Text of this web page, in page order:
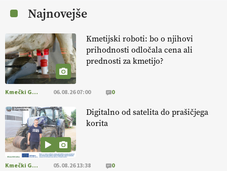
varnost,
okolje in kakovost življenja. VEČ
https://t.co/K0USFPJ5fJ @EUAgri #IMCAP #CAP
https://t.co/vcHhoOixHy
14.07.2026
[EKOloško = LOGIČNO ]
Danes ni pomembna le količina hrane,
ampak tudi način njene pridelave
@EUAgri #imcap #cap #blog https://t.co/2sllAmcKwG
[EKOloško = LOGIČNO
prilagojene sorte
so temelj uspešne ekološke pridelave.
https://t.co/OQSsax7l8V @EUAgri #IMCAP #CAP
https://t.co/PAL0zlhVia
Najnovejše
Kmetijski roboti: bo o njihovi
prihodnosti odločala cena ali
prednosti za kmetijo?
Kmečki Glas 06.08.26 07:00 0
Digitalno od satelita do prašičjega
korita
Kmečki Glas 05.08.26 13:38 0